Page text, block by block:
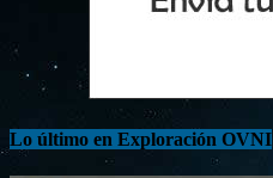
Lo último en Exploración OVNI